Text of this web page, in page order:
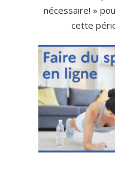
nécessaire! »
cette